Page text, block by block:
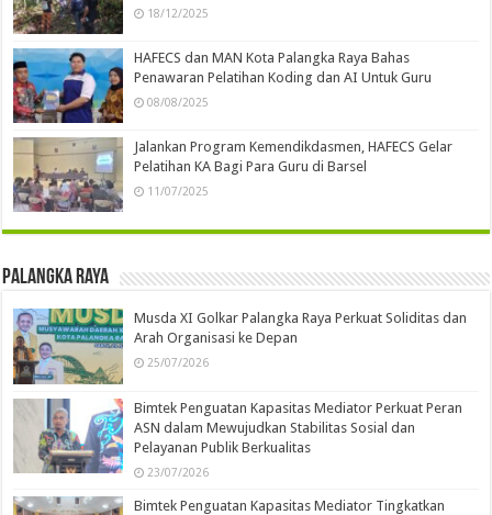
18/12/2025
HAFECS dan MAN Kota Palangka Raya Bahas
Penawaran Pelatihan Koding dan AI Untuk Guru
08/08/2025
Jalankan Program Kemendikdasmen, HAFECS Gelar
Pelatihan KA Bagi Para Guru di Barsel
11/07/2025
Palangka Raya
Musda XI Golkar Palangka Raya Perkuat Soliditas dan
Arah Organisasi ke Depan
25/07/2026
Bimtek Penguatan Kapasitas Mediator Perkuat Peran
ASN dalam Mewujudkan Stabilitas Sosial dan
Pelayanan Publik Berkualitas
23/07/2026
Bimtek Penguatan Kapasitas Mediator Tingkatkan